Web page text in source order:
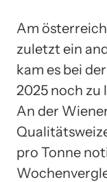
Am
zuletzt ein
kam es bei
2025 noch zu
An der
pro Tonne